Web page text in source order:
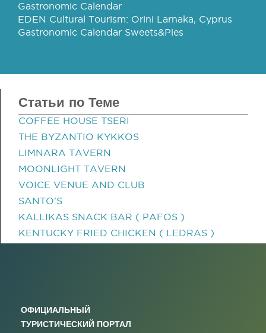
Gastronomic Calendar
EDEN Cultural Tourism: Orini Larnaka, Cyprus
Gastronomic Calendar Sweets&Pies
Статьи по Теме
COFFEE HOUSE TSERI
THE BYZANTIO KYKKOS
LIMNARA TAVERN
MOONLIGHT TAVERN
VOICE VENUE AND CLUB
SANTO'S
KALLIKAS SNACK BAR ( PAFOS )
KENTUCKY FRIED CHICKEN ( LEDRAS )
ОФИЦИАЛЬНЫЙ
ТУРИСТИЧЕСКИЙ ПОРТАЛ